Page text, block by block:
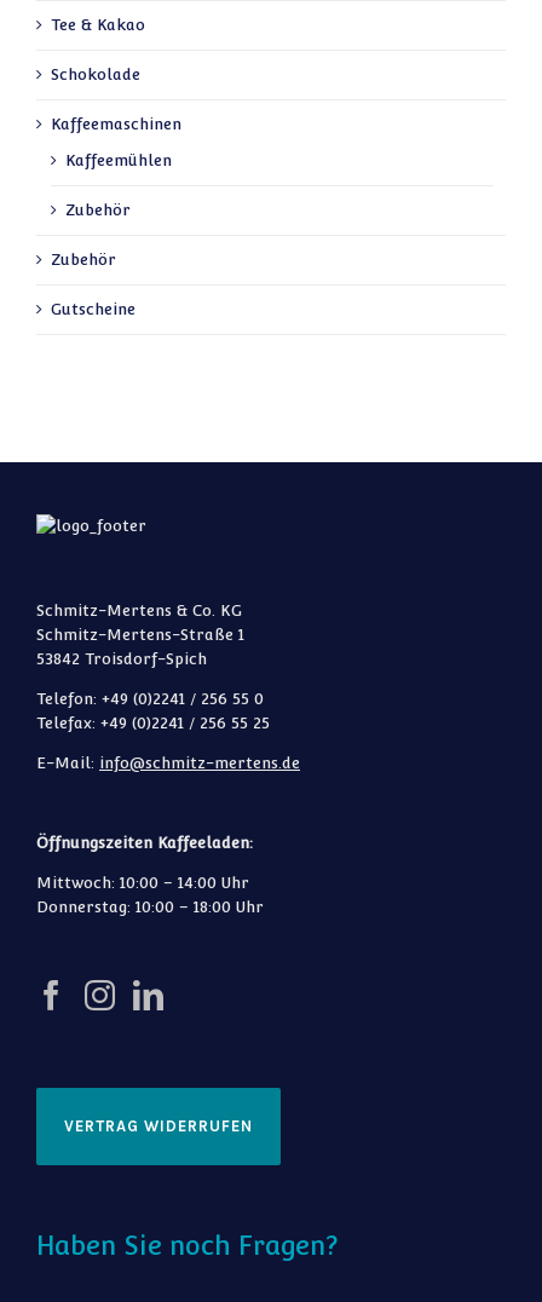
Tee & Kakao
Schokolade
Kaffeemaschinen
Kaffeemühlen
Zubehör
Zubehör
Gutscheine
Schmitz-Mertens & Co. KG
Schmitz-Mertens-Straße 1
53842 Troisdorf-Spich
Telefon: +49 (0)2241 / 256 55 0
Telefax: +49 (0)2241 / 256 55 25
E-Mail: info@schmitz-mertens.de
Öffnungszeiten Kaffeeladen:
Mittwoch: 10:00 – 14:00 Uhr
Donnerstag: 10:00 – 18:00 Uhr
VERTRAG WIDERRUFEN
Haben Sie noch Fragen?